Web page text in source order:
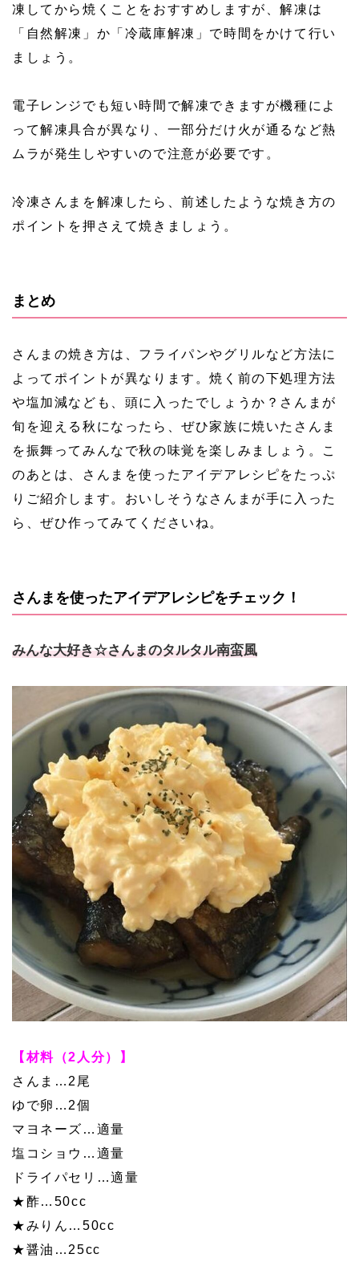
凍してから焼くことをおすすめしますが、解凍は
「自然解凍」か「冷蔵庫解凍」で時間をかけて行い
ましょう。
電子レンジでも短い時間で解凍できますが機種によ
って解凍具合が異なり、一部分だけ火が通るなど熱
ムラが発生しやすいので注意が必要です。
冷凍さんまを解凍したら、前述したような焼き方の
ポイントを押さえて焼きましょう。
まとめ
さんまの焼き方は、フライパンやグリルなど方法に
よってポイントが異なります。焼く前の下処理方法
や塩加減なども、頭に入ったでしょうか？さんまが
旬を迎える秋になったら、ぜひ家族に焼いたさんま
を振舞ってみんなで秋の味覚を楽しみましょう。こ
のあとは、さんまを使ったアイデアレシピをたっぷ
りご紹介します。おいしそうなさんまが手に入った
ら、ぜひ作ってみてくださいね。
さんまを使ったアイデアレシピをチェック！
みんな大好き☆さんまのタルタル南蛮風
【材料（2人分）】
さんま…2尾
ゆで卵…2個
マヨネーズ…適量
塩コショウ…適量
ドライパセリ…適量
★酢…50cc
★みりん…50cc
★醤油…25cc